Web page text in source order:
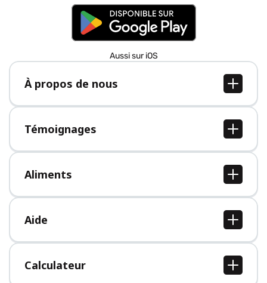
Aussi sur iOS
À propos de nous
À propos de nous
Postes
Presse
Témoignages
Tous les témoignages
Aliments
Tous les aliments
Aide
Centre d'aide
Calculateur